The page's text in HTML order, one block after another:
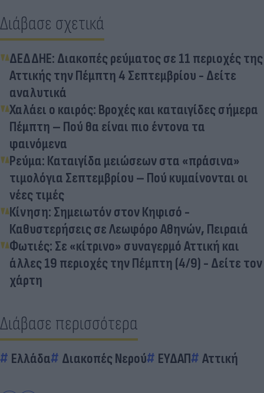
Διάβασε σχετικά
ΔΕΔΔΗΕ: Διακοπές ρεύματος σε 11 περιοχές της
Αττικής την Πέμπτη 4 Σεπτεμβρίου - Δείτε
αναλυτικά
Χαλάει ο καιρός: Βροχές και καταιγίδες σήμερα
Πέμπτη – Πού θα είναι πιο έντονα τα
φαινόμενα
Ρεύμα: Καταιγίδα μειώσεων στα «πράσινα»
τιμολόγια Σεπτεμβρίου – Πού κυμαίνονται οι
νέες τιμές
Κίνηση: Σημειωτόν στον Κηφισό -
Καθυστερήσεις σε Λεωφόρο Αθηνών, Πειραιά
Φωτιές: Σε «κίτρινο» συναγερμό Αττική και
άλλες 19 περιοχές την Πέμπτη (4/9) - Δείτε τον
χάρτη
Διάβασε περισσότερα
Ελλάδα Διακοπές Νερού ΕΥΔΑΠ Αττική